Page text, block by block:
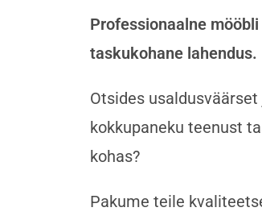
Professionaalne
taskukohane lahendus.
Otsides
kokkupaneku teenust
kohas?
Pakume teile